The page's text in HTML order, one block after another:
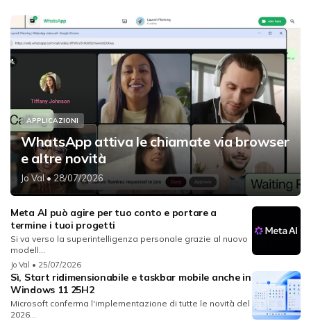
APPLICAZIONI
WhatsApp attiva le chiamate via browser
e altre novità
Jo Val• 28/07/2026
Meta AI può agire per tuo conto e portare a
termine i tuoi progetti
Si va verso la superintelligenza personale grazie al nuovo
modell...
Jo Val • 25/07/2026
Sì, Start ridimensionabile e taskbar mobile anche in
Windows 11 25H2
Microsoft conferma l'implementazione di tutte le novità del
2026...